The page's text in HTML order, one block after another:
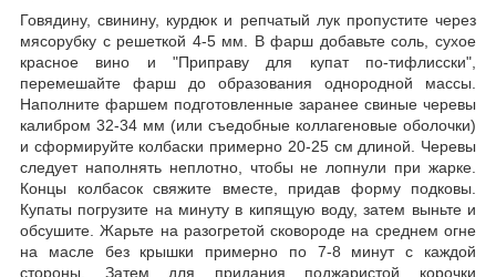
Говядину, свинину, курдюк и репчатый лук пропустите через
мясорубку с решеткой 4-5 мм. В фарш добавьте соль, сухое
красное вино и "Приправу для купат по-тифлисски",
перемешайте фарш до образования однородной массы.
Наполните фаршем подготовленные заранее свиные черевы
калибром 32-34 мм (или съедобные коллагеновые оболочки)
и сформируйте колбаски примерно 20-25 см длиной. Черевы
следует наполнять неплотно, чтобы не лопнули при жарке.
Концы колбасок свяжите вместе, придав форму подковы.
Купаты погрузите на минуту в кипящую воду, затем выньте и
обсушите. Жарьте на разогретой сковороде на среднем огне
на масле без крышки примерно по 7-8 минут с каждой
стороны. Затем для придания поджаристой корочки